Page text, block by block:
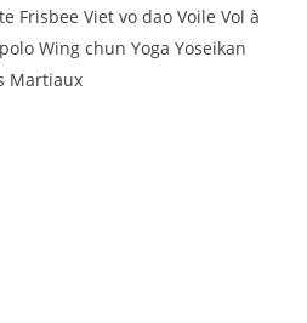
Frisbee Viet vo dao Voile Vol à
Wing chun Yoga Yoseikan
Martiaux